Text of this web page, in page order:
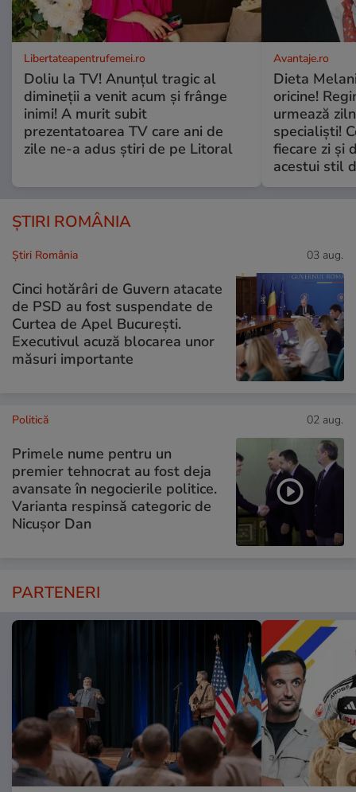
Libertateapentrufemei.ro
Doliu la TV! Anunțul tragic al
dimineții a venit acum și frânge
inimi! A murit subit
prezentatoarea TV care ani de
zile ne-a adus știri de pe Litoral
Avantaje.ro
Dieta
oricine!
urmează
specialiști!
fiecare zi și
acestui stil
ȘTIRI ROMÂNIA
Știri România 03 aug.
Cinci hotărâri de Guvern atacate
de PSD au fost suspendate de
Curtea de Apel București.
Executivul acuză blocarea unor
măsuri importante
Politică 02 aug.
Primele nume pentru un
premier tehnocrat au fost deja
avansate în negocierile politice.
Varianta respinsă categoric de
Nicușor Dan
PARTENERI